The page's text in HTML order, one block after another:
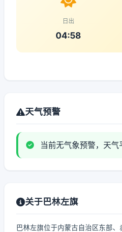
日出
04:58
天气预警
当前无气象预警，天气
关于巴林左旗
巴林左旗位于内蒙古自治区东部